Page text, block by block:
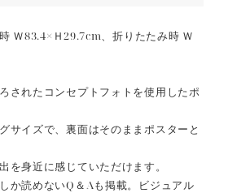
Ｗ83.4×Ｈ29.7cm、折りたたみ時 Ｗ
されたコンセプトフォトを使用したポ
サイズで、裏面はそのままポスターと
を身近に感じていただけます。
か読めないQ＆Aも掲載。ビジュアル